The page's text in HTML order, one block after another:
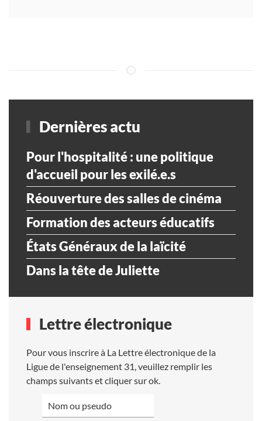
Dernières actu
Pour l'hospitalité : une politique
d'accueil pour les exilé.e.s
Réouverture des salles de cinéma
Formation des acteurs éducatifs
États Généraux de la laïcité
Dans la tête de Juliette
Lettre électronique
Pour vous inscrire à La Lettre électronique de la
Ligue de l'enseignement 31, veuillez remplir les
champs suivants et cliquer sur ok.